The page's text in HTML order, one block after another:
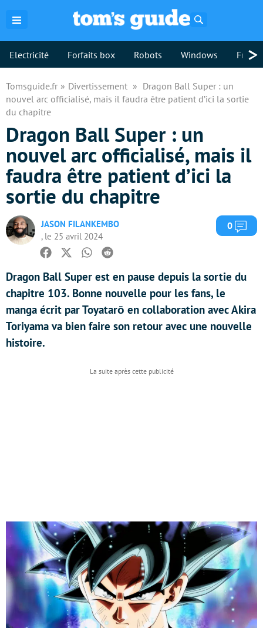
Electricité Forfaits box Robots Windows >
Tomsguide.fr Divertissement
Dragon Ball Super : un
nouvel arc officialisé, mais il faudra être patient d’ici la sortie
du chapitre
Dragon Ball Super : un
nouvel arc officialisé, mais il
faudra être patient d’ici la
sortie du chapitre
JASON FILANKEMBO
, le 25 avril 2024
0
Facebook
TwitterWhatsapp
Reddit
Dragon Ball Super est en pause depuis la sortie du
chapitre 103. Bonne nouvelle pour les fans, le
manga écrit par Toyatarō en collaboration avec Akira
Toriyama va bien faire son retour avec une nouvelle
histoire.